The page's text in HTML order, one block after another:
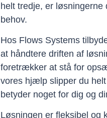
helt tredje, er
behov.
Hos Flows Systems
at håndtere driften af
foretrækker at stå for
vores hjælp slipper du
betyder noget for dig og
Løsningen er fleksibel og